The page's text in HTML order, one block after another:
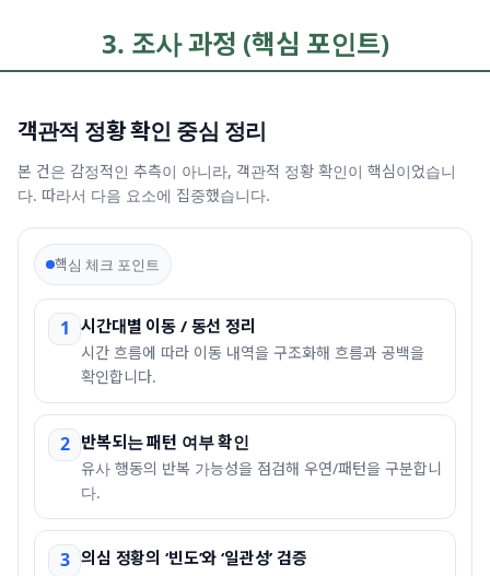
3. 조사 과정 (핵심 포인트)
객관적 정황 확인 중심 정리
본 건은 감정적인 추측이 아니라, 객관적 정황 확인이 핵심이었습니
다. 따라서 다음 요소에 집중했습니다.
핵심 체크 포인트
1 시간대별 이동 / 동선 정리
시간 흐름에 따라 이동 내역을 구조화해 흐름과 공백을
확인합니다.
2 반복되는 패턴 여부 확인
유사 행동의 반복 가능성을 점검해 우연/패턴을 구분합니
다.
3 의심 정황의 ‘빈도’와 ‘일관성’ 검증